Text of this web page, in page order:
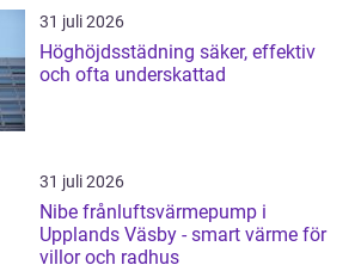
31 juli 2026
Höghöjdsstädning säker, effektiv
och ofta underskattad
31 juli 2026
Nibe frånluftsvärmepump i
Upplands Väsby - smart värme för
villor och radhus